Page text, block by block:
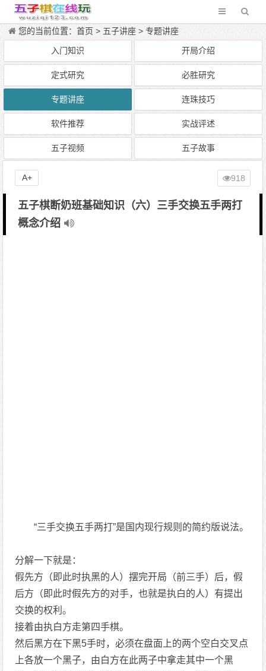
您的当前位置：首页 > 五子讲座 >专题讲座
入门知识 开局介绍
定式研究 必胜研究
专题讲座 连珠技巧
软件推荐 实战评述
五子视频 五子故事
五子棋断奶班基础知识（六）三手交换五手两打
概念介绍
“三手交换五手两打”是国内现行规则的简约版说法。
分解一下就是：
假先方（即此时执黑的人）摆完开局（前三手）后，假
后方（即此时假先方的对手，也就是执白的人）有提出
交换的权利。
接着由执白方走第四手棋。
然后黑方在下黑5手时，必须在盘面上的两个空白交叉点
上各放一个黑子，由白方在此两子中拿走其中一个黑
918
A+